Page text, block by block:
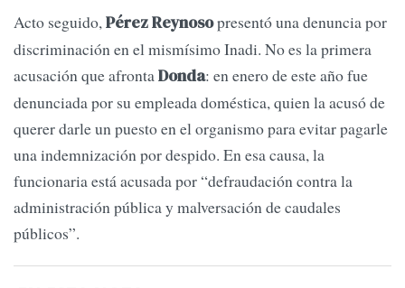
Acto seguido,Pérez Reynosopresentó una denuncia por
discriminación en el mismísimo Inadi. No es la primera
acusación que afrontaDonda: en enero de este año fue
denunciada por su empleada doméstica, quien la acusó de
querer darle un puesto en el organismo para evitar pagarle
una indemnización por despido. En esa causa, la
funcionaria está acusada por “defraudación contra la
administración pública y malversación de caudales
públicos”.